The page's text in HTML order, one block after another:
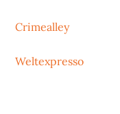
Crimealley
Weltexpresso